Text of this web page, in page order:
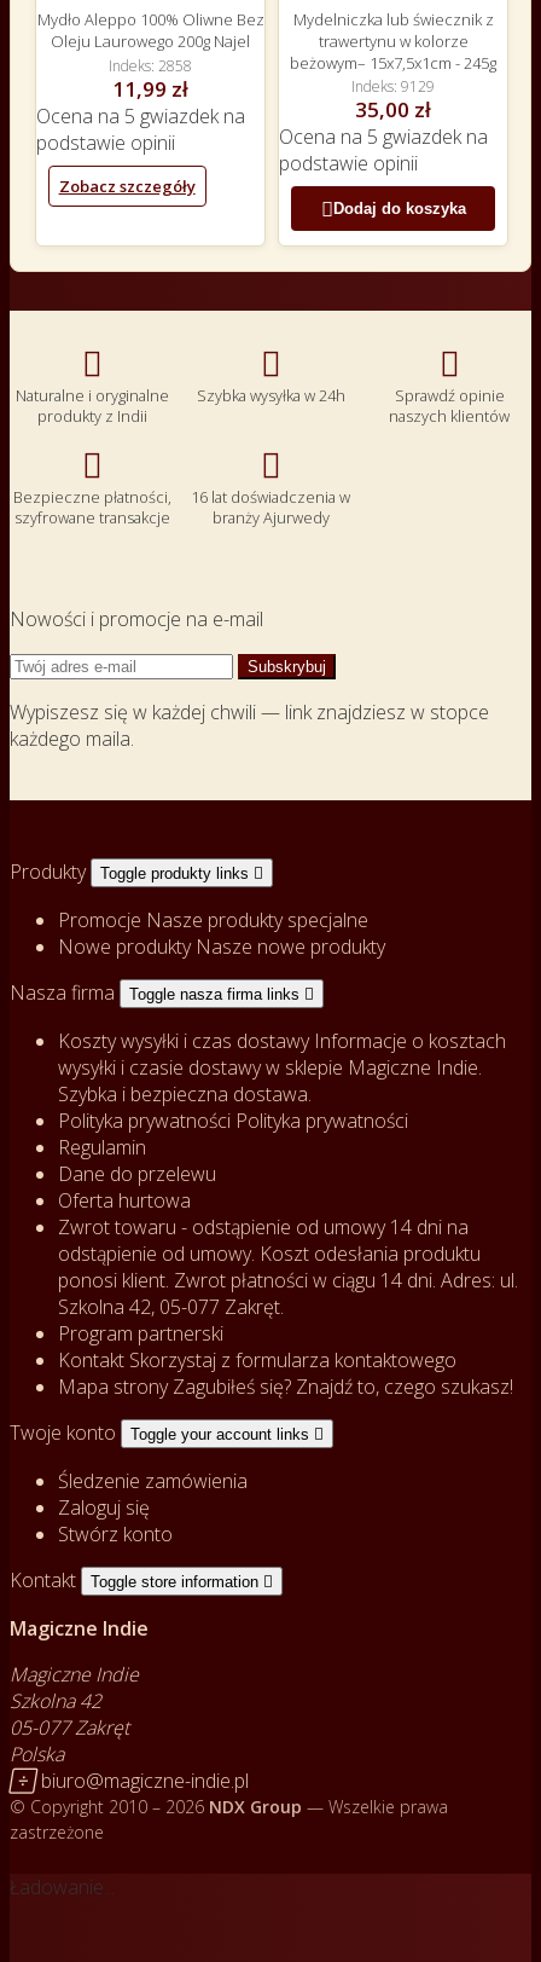
Mydło Aleppo 100% Oliwne Bez
Oleju Laurowego 200g Najel
Indeks 2858
11,99 zł
Ocena na 5 gwiazdek na
podstawie opinii
Zobacz szczegóły
Mydelniczka lub świecznik z
trawertynu w kolorze
beżowym– 15x7,5x1cm - 245g
Indeks 9129
35,00 zł
Ocena na 5 gwiazdek na
podstawie opinii
 Dodaj do koszyka

Naturalne i oryginalne
produkty z Indii

Szybka wysyłka w 24h

Sprawdź opinie
naszych klientów

Bezpieczne płatności,
szyfrowane transakcje

16 lat doświadczenia w
branży Ajurwedy
Nowości i promocje na e-mail
Wypiszesz się w każdej chwili — link znajdziesz w stopce
każdego maila.
Produkty Toggle produkty links 
Promocje Nasze produkty specjalne
Nowe produkty Nasze nowe produkty
Nasza firma
Toggle nasza firma links 
Koszty wysyłki i czas dostawy Informacje o kosztach
wysyłki i czasie dostawy w sklepie Magiczne Indie.
Szybka i bezpieczna dostawa.
Polityka prywatności Polityka prywatności
Regulamin
Dane do przelewu
Oferta hurtowa
Zwrot towaru - odstąpienie od umowy14 dni na
odstąpienie od umowy. Koszt odesłania produktu
ponosi klient. Zwrot płatności w ciągu 14 dni. Adres: ul.
Szkolna 42, 05-077 Zakręt.
Program partnerski
Kontakt Skorzystaj z formularza kontaktowego
Mapa stronyZagubiłeś się? Znajdź to, czego szukasz!
Twoje konto
Toggle your account links 
Śledzenie zamówienia
Zaloguj się
Stwórz konto
Kontakt
Toggle store information 
Magiczne Indie
Magiczne Indie
Szkolna 42
05-077 Zakręt
Polska
 biuro@magiczne-indie.pl
© Copyright 2010 – 2026 NDX Group — Wszelkie prawa
zastrzeżone
Ładowanie...